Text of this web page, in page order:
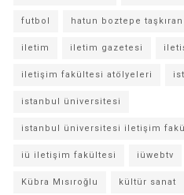
futbol hatun boztepe taşkıran
iletim iletim gazetesi
iletişim fakültesi atölyeleri
istanbul üniversitesi
istanbul üniversitesi iletişim
iü iletişim fakültesi iüwebtv
Kübra Mısıroğlu kültür sanat